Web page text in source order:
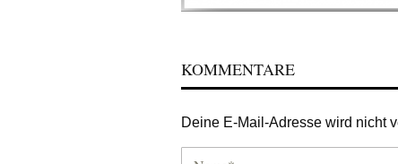
KOMMENTARE
Deine E-Mail-Adresse wird nicht